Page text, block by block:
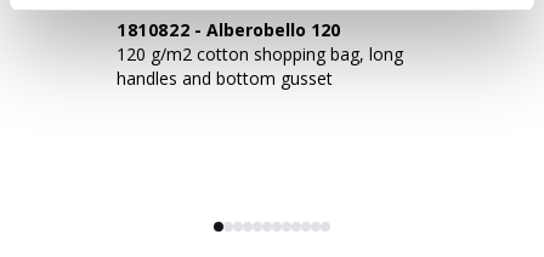
1810822 -Alberobello 120
120 g/m2 cotton shopping bag, long
handles and bottom gusset